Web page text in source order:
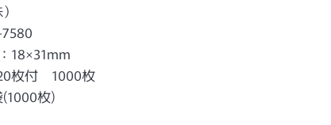
18×31mm
枚付 1000枚
枚)